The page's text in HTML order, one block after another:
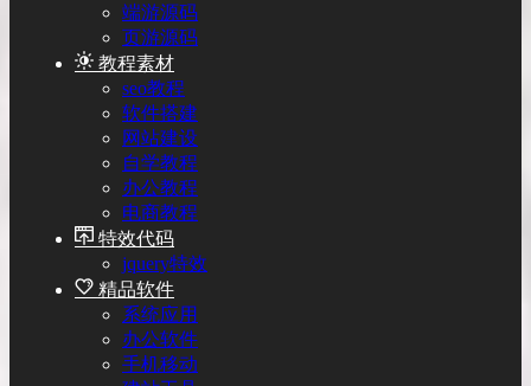
端游源码
页游源码
教程素材
seo教程
软件搭建
网站建设
自学教程
办公教程
电商教程
特效代码
jquery特效
精品软件
系统应用
办公软件
手机移动